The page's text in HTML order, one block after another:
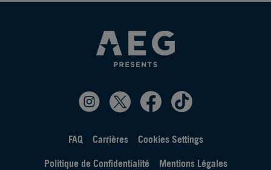
FAQ Carrières
Cookies Settings
Politique de Confidentialité
Mentions Légales